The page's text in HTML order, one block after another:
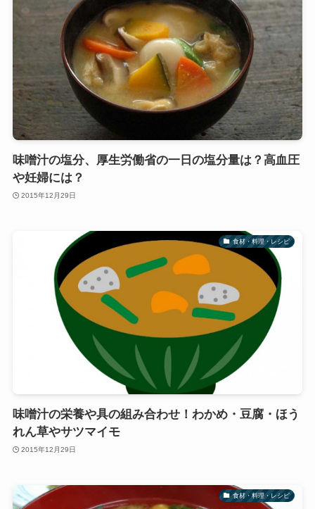
味噌汁の塩分、厚生労働省の一日の塩分量は？高血圧
や妊婦には？
2015年12月29日
食材・料理・レシピ
味噌汁の栄養や具の組み合わせ！わかめ・豆腐・ほう
れん草やサツマイモ
2015年12月29日
食材・料理・レシピ